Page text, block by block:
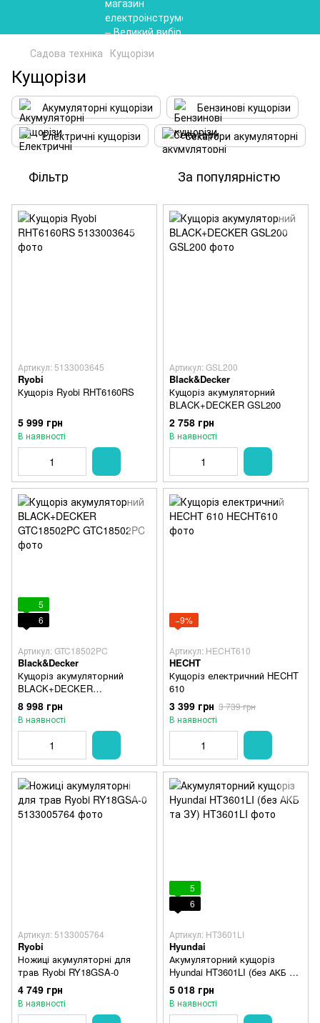
Садова техніка Кущорізи
Кущорізи
Акумуляторні кущорізи
Бензинові кущорізи
Електричні кущорізи
Секатори акумуляторні
Фільтр За популярністю
Артикул: 5133003645
Ryobi
Кущоріз Ryobi RHT6160RS
5 999 грн
В наявності
Артикул: GSL200
Black&Decker
Кущоріз акумуляторний
BLACK+DECKER GSL200
2 758 грн
В наявності
5
6
Артикул: GTC18502PC
Black&Decker
Кущоріз акумуляторний
BLACK+DECKER
GTC18502PC
8 998 грн
В наявності
−9%
Артикул: HECHT610
HECHT
Кущоріз електричний HECHT
610
3 399 грн 3 739 грн
В наявності
Артикул: 5133005764
Ryobi
Ножиці акумуляторні для
трав Ryobi RY18GSA-0
4 749 грн
В наявності
5
6
Артикул: HT3601LI
Hyundai
Акумуляторний кущоріз
Hyundai HT3601LI (без АКБ та
ЗУ)
5 018 грн
В наявності